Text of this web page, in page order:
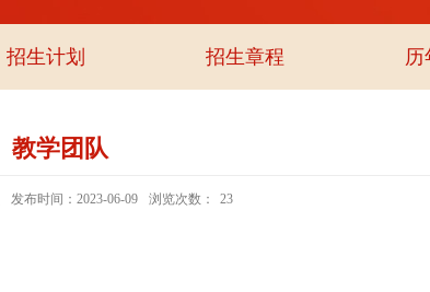
招生计划 招生章程 历
教学团队
发布时间：2023-06-09 浏览次数： 23